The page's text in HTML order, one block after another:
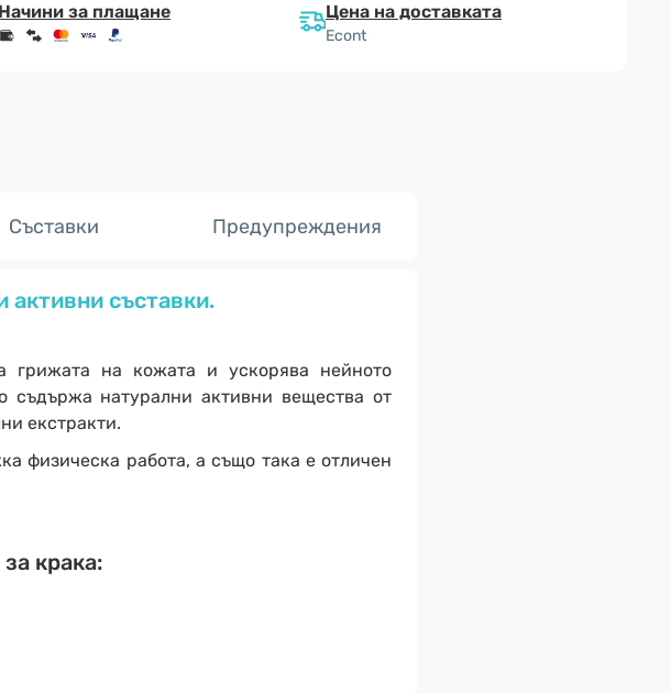
Начини за плащане Цена на доставката
Econt
Съставки Предупреждения
активни съставки.
грижата на кожата и ускорява нейното
съдържа натурални активни вещества от
екстракти.
физическа работа, а също така е отличен
крака: